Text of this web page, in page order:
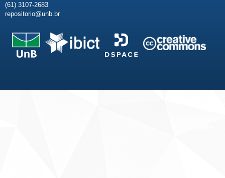
(61) 3107-2683
repositorio@unb.br